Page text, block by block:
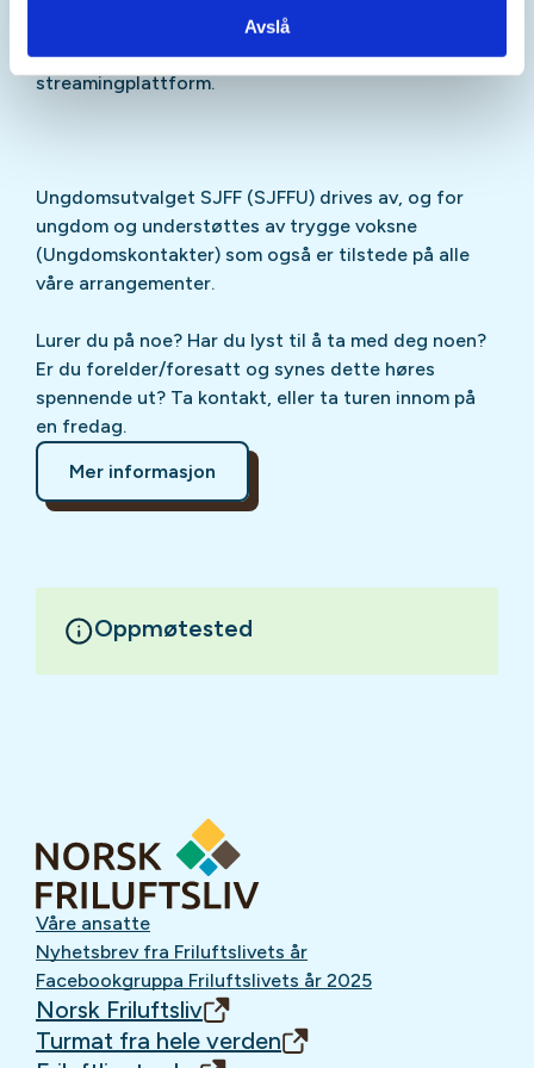
Avslå
påInstagram
TikTokog vår egenpodcastpå din favoritt-
streamingplattform.
Ungdomsutvalget SJFF (SJFFU) drives av, og for
ungdom og understøttes av trygge voksne
(Ungdomskontakter) som også er tilstede på alle
våre arrangementer.
Lurer du på noe? Har du lyst til å ta med deg noen?
Er du forelder/foresatt og synes dette høres
spennende ut? Ta kontakt, eller ta turen innom på
en fredag.
Mer informasjon
Oppmøtested
Våre ansatte
Nyhetsbrev fra Friluftslivets år
Facebookgruppa Friluftslivets år 2025
Norsk Friluftsliv
Turmat fra hele verden